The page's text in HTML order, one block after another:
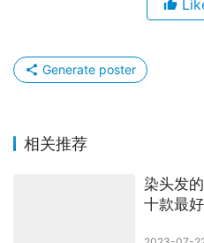
Generate poster
相关推荐
染头发
十款最